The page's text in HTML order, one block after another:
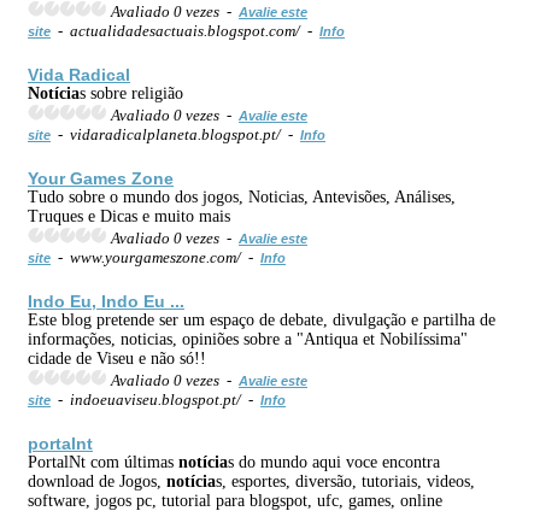
Avaliado 0 vezes - Avalie este
site - actualidadesactuais.blogspot.com/ - Info
Vida Radical
Notícias sobre religião
Avaliado 0 vezes - Avalie este
site - vidaradicalplaneta.blogspot.pt/ - Info
Your Games Zone
Tudo sobre o mundo dos jogos, Noticias, Antevisões, Análises,
Truques e Dicas e muito mais
Avaliado 0 vezes - Avalie este
site - www.yourgameszone.com/ - Info
Indo Eu, Indo Eu ...
Este blog pretende ser um espaço de debate, divulgação e partilha de
informações, noticias, opiniões sobre a "Antiqua et Nobilíssima"
cidade de Viseu e não só!!
Avaliado 0 vezes - Avalie este
site - indoeuaviseu.blogspot.pt/ - Info
portalnt
PortalNt com últimas notícias do mundo aqui voce encontra
download de Jogos, notícias, esportes, diversão, tutoriais, videos,
software, jogos pc, tutorial para blogspot, ufc, games, online